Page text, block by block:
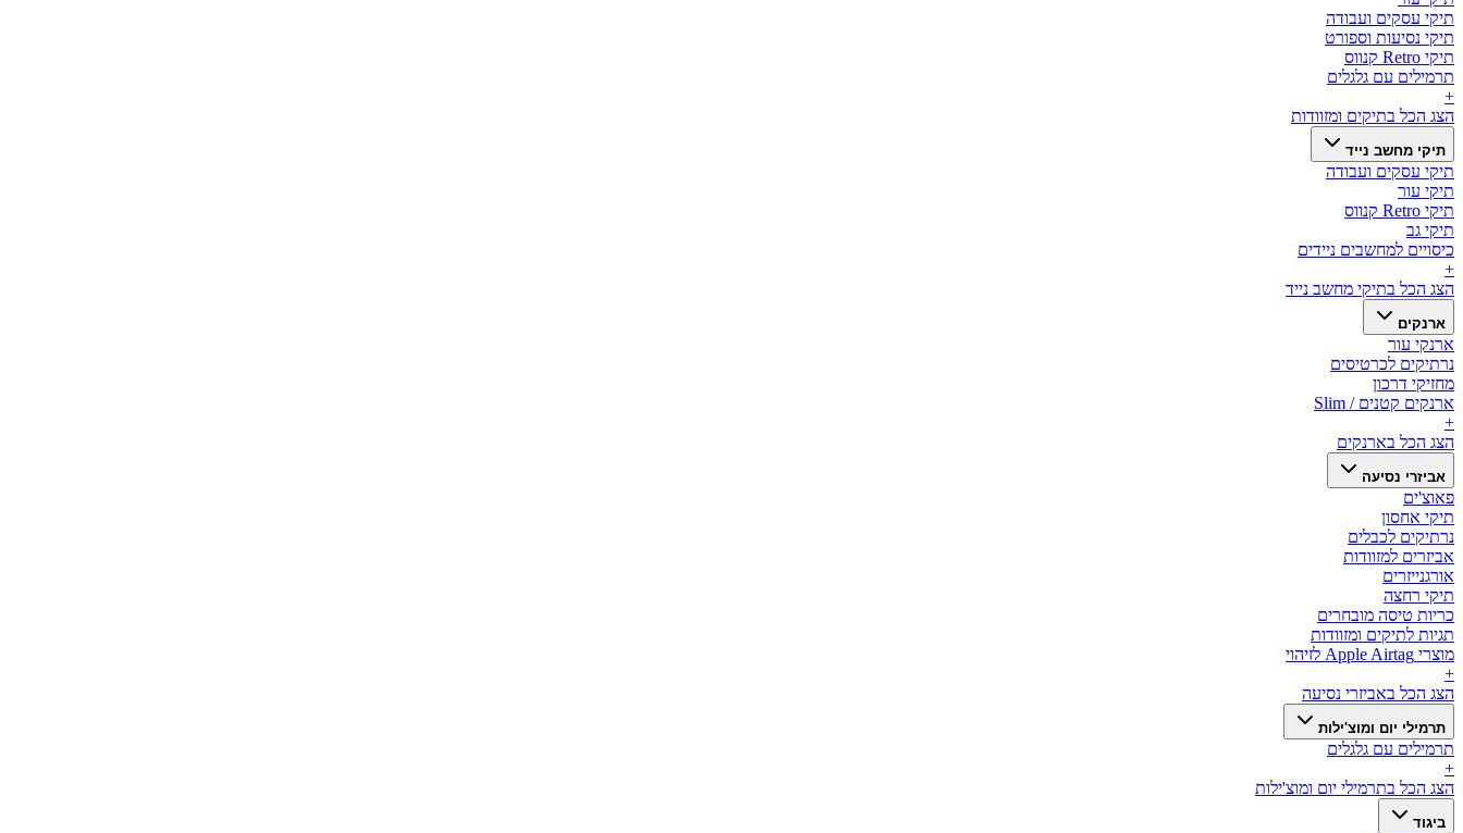
תיקי עסקים ועבודה
תיקי נסיעות וספורט
תיקי Retro קנווס
תרמילים עם גלגלים
+
הצג הכל בתיקים ומזוודות
תיקי מחשב נייד
תיקי עסקים ועבודה
תיקי עור
תיקי Retro קנווס
תיקי גב
כיסויים למחשבים ניידים
+
הצג הכל בתיקי מחשב נייד
ארנקים
ארנקי עור
נרתיקים לכרטיסים
מחזיקי דרכון
ארנקים קטנים / Slim
+
הצג הכל בארנקים
אביזרי נסיעה
פאוצ'ים
תיקי אחסון
נרתיקים לכבלים
אביזרים למזוודות
אורגנייזרים
תיקי רחצה
כריות טיסה מובחרים
תגיות לתיקים ומזוודות
מוצרי Apple Airtag לזיהוי
+
הצג הכל באביזרי נסיעה
תרמילי יום ומוצ'ילות
תרמילים עם גלגלים
+
הצג הכל בתרמילי יום ומוצ'ילות
ביגוד